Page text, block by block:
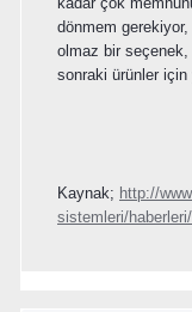
dönmem
olmaz bir
sonraki ürünler
Kaynak; http://
sistemleri/